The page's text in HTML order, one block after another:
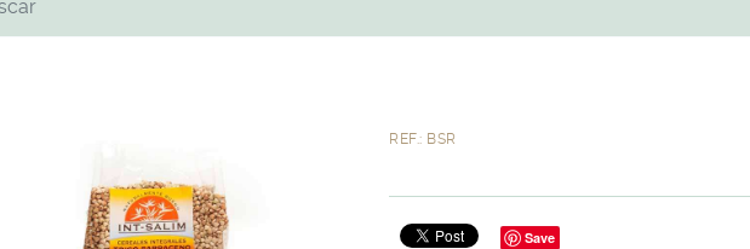
REF.: BSR
Save